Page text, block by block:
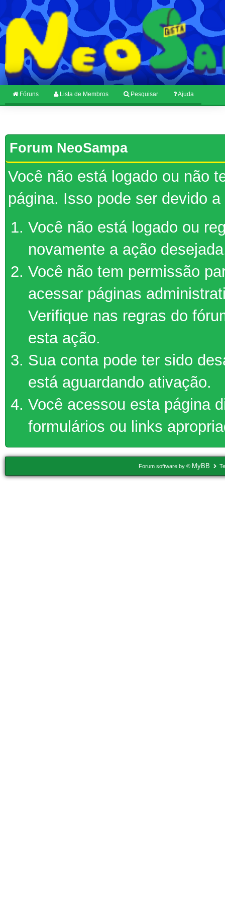
Fóruns Lista de Membros Pesquisar Ajuda
Forum NeoSampa
Você não está logado ou não
página. Isso pode ser devido
Você não está logado ou
novamente a ação
Você não tem permissão
acessar páginas
Verifique nas regras do
esta ação.
Sua conta pode ter sido
está aguardando ativação.
Você acessou esta página
formulários ou links
Forum software by © MyBB